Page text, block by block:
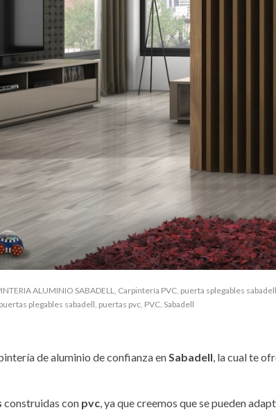
ALUMINIO SABADELL Carpintería PVC puerta splegables sabadell
puertas plegables sabadell puertas pvc PVC Sabadell
de aluminio de confianza en Sabadell , la cual te
construidas con pvc , ya que creemos que se pueden